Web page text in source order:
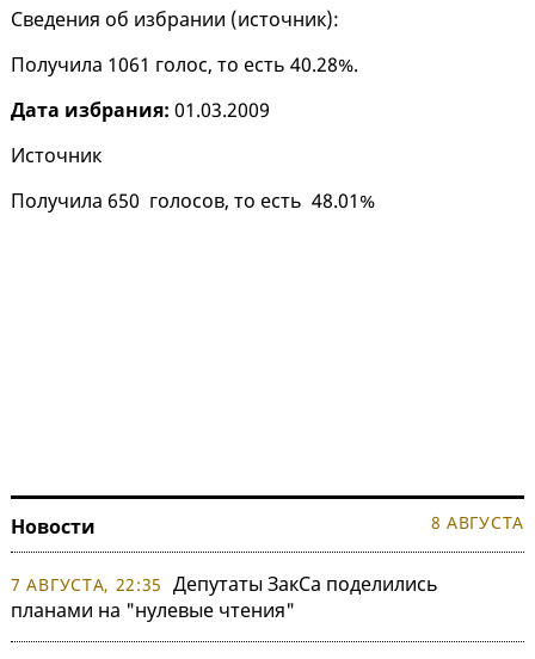
Сведения об избрании (источник):
Получила 1061 голос, то есть 40.28%.
Дата избрания: 01.03.2009
Источник
Получила 650 голосов, то есть 48.01%
Новости 8 АВГУСТА
7 АВГУСТА, 22:35 Депутаты ЗакСа поделились
планами на "нулевые чтения"